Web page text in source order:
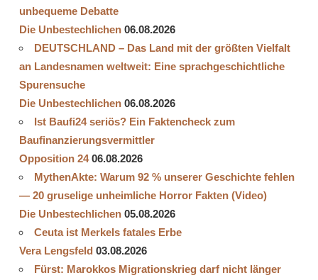
unbequeme Debatte
Die Unbestechlichen 06.08.2026
DEUTSCHLAND – Das Land mit der größten Vielfalt
an Landesnamen weltweit: Eine sprachgeschichtliche
Spurensuche
Die Unbestechlichen 06.08.2026
Ist Baufi24 seriös? Ein Faktencheck zum
Baufinanzierungsvermittler
Opposition 24 06.08.2026
MythenAkte: Warum 92 % unserer Geschichte fehlen
— 20 gruselige unheimliche Horror Fakten (Video)
Die Unbestechlichen 05.08.2026
Ceuta ist Merkels fatales Erbe
Vera Lengsfeld 03.08.2026
Fürst: Marokkos Migrationskrieg darf nicht länger